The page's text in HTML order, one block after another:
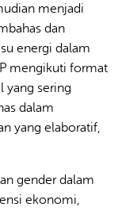
menjadi
dan
energi dalam
mengikuti format
yang sering
dalam
yang elaboratif,
gender dalam
ekonomi,